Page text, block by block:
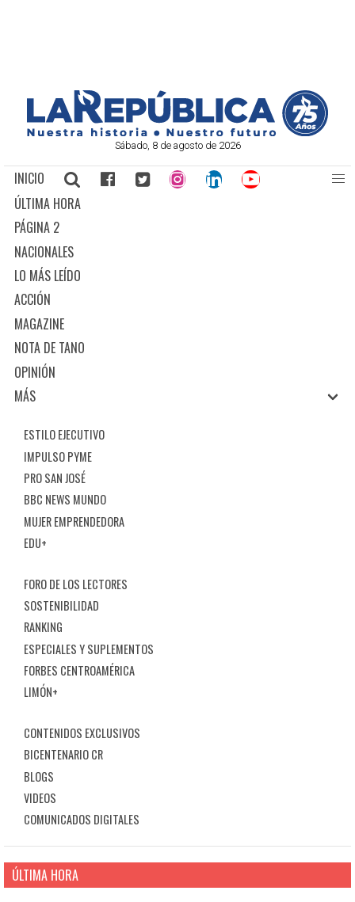
Sábado, 8 de agosto de 2026
INICIO
ÚLTIMA HORA
PÁGINA 2
NACIONALES
LO MÁS LEÍDO
ACCIÓN
MAGAZINE
NOTA DE TANO
OPINIÓN
MÁS
ESTILO EJECUTIVO
IMPULSO PYME
PRO SAN JOSÉ
BBC NEWS MUNDO
MUJER EMPRENDEDORA
EDU+
FORO DE LOS LECTORES
SOSTENIBILIDAD
RANKING
ESPECIALES Y SUPLEMENTOS
FORBES CENTROAMÉRICA
LIMÓN+
CONTENIDOS EXCLUSIVOS
BICENTENARIO CR
BLOGS
VIDEOS
COMUNICADOS DIGITALES
ÚLTIMA HORA